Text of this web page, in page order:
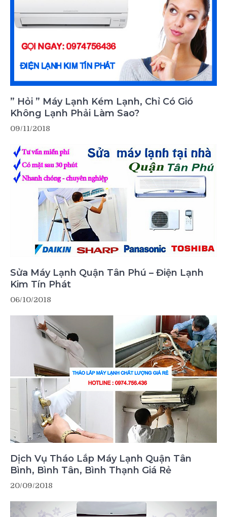
” Hỏi ” Máy Lạnh Kém Lạnh, Chỉ Có Gió
Không Lạnh Phải Làm Sao?
09/11/2018
Sửa Máy Lạnh Quận Tân Phú – Điện Lạnh
Kim Tín Phát
06/10/2018
Dịch Vụ Tháo Lắp Máy Lạnh Quận Tân
Bình, Bình Tân, Bình Thạnh Giá Rẻ
20/09/2018